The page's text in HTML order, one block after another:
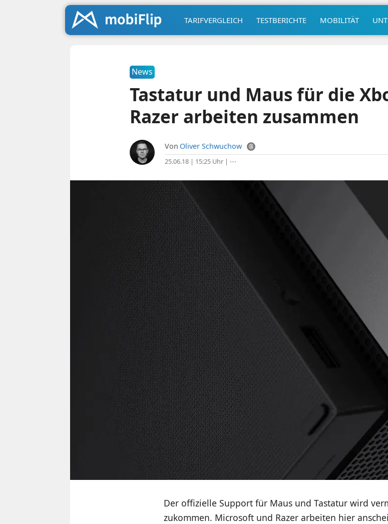
TARIFVERGLEICH TESTBERICHTE MOBILITÄT
News
Tastatur und Maus für die
Razer arbeiten zusammen
Von Oliver Schwuchow
25.06.18 | 15:25 Uhr| ⋯
Der offizielle Support für Maus und Tastatur wird
zukommen. Microsoft und Razer arbeiten hier